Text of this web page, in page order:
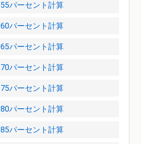
55パーセント計算
60パーセント計算
65パーセント計算
70パーセント計算
75パーセント計算
80パーセント計算
85パーセント計算